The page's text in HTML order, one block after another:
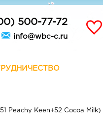
500-77-72
info@wbc-c.ru
Peachy Keen+52 Cocoa Milk)